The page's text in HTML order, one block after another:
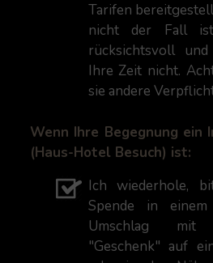
Tarifen
nicht der Fall
rücksichtsvoll
Ihre Zeit nicht.
sie andere
Wenn Ihre Begegnung ein
(Haus-Hotel Besuch) ist:
Ich wiederhole,
Spende in einem
Umschlag
"Geschenk" auf